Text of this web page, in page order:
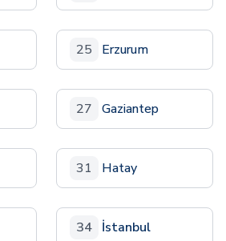
25 Erzurum
27 Gaziantep
31 Hatay
34 İstanbul